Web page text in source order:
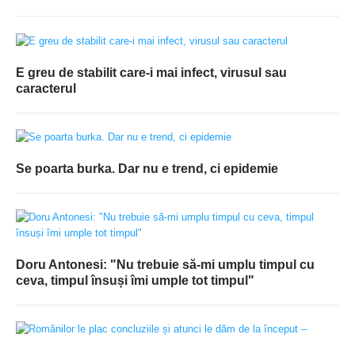
E greu de stabilit care-i mai infect, virusul sau
caracterul
Se poarta burka. Dar nu e trend, ci epidemie
Doru Antonesi: "Nu trebuie să-mi umplu timpul cu
ceva, timpul însuși îmi umple tot timpul"